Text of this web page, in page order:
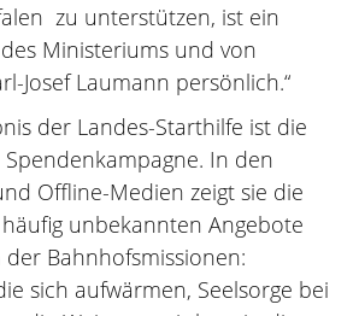
zu unterstützen, ist ein
Ministeriums und von
Josef Laumann persönlich.“
der Landes-Starthilfe ist die
Spendenkampagne. In den
Offline-Medien zeigt sie die
unbekannten Angebote
Bahnhofsmissionen:
sich aufwärmen, Seelsorge bei